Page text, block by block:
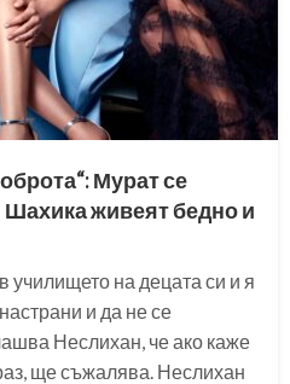
Мурат се
Шахика живеят бедно и
училището на децата си и я
и да не се
Неслихан, че ако каже
ще съжалява. Неслихан